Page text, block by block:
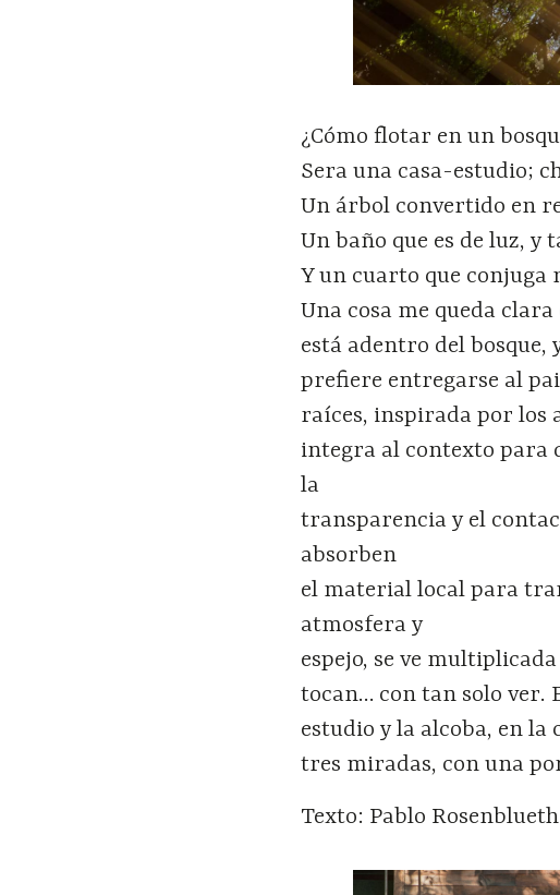
¿Cómo flotar en un
Sera una casa-estudio;
Un árbol convertido en
Un baño que es de luz, y
Y un cuarto que conjuga
Una cosa me queda
está adentro del bosque,
prefiere entregarse al
raíces, inspirada por los
integra al contexto para
la
transparencia y el
absorben
el material local para
atmosfera y
espejo, se ve
tocan… con tan solo ver.
estudio y la alcoba, en
tres miradas, con una
Texto: Pablo Rosenblueth